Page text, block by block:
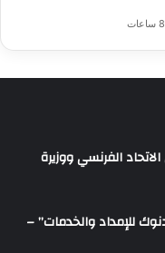
الفرنسي ووزيرة
أسهم “أدنوك للإمداد والخدمات” –